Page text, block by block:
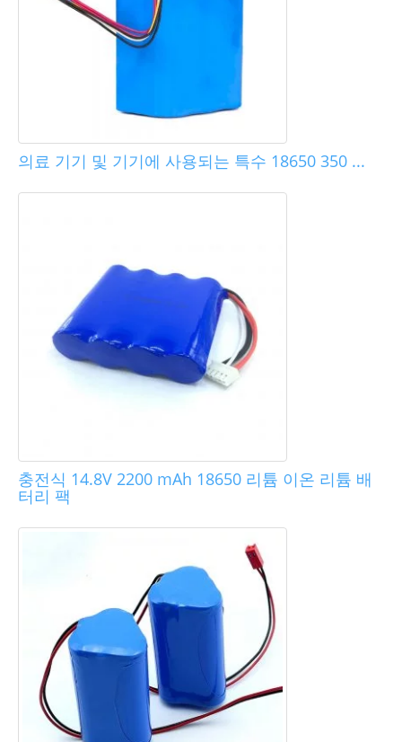
의료 기기 및 기기에 사용되는 특수 18650 350 ...
충전식 14.8V 2200 mAh 18650 리튬 이온 리튬 배
터리 팩